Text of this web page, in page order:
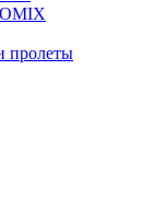
пролеты